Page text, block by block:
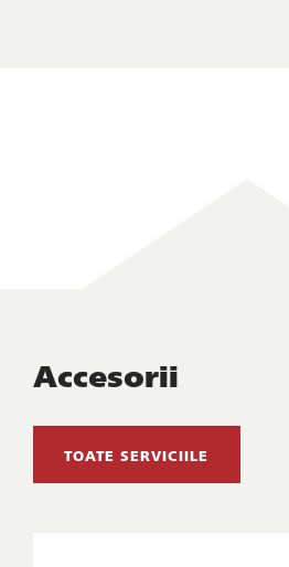
Accesorii
TOATE SERVICIILE